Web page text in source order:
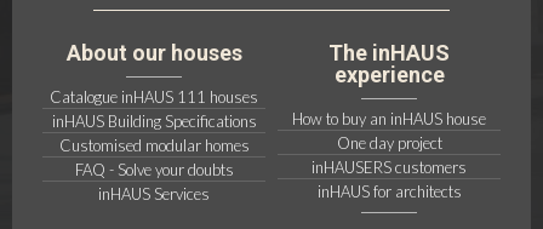
About our houses
Catalogue inHAUS 111 houses
inHAUS Building Specifications
Customised modular homes
FAQ - Solve your doubts
inHAUS Services
The inHAUS
experience
How to buy an inHAUS house
One day project
inHAUSERS customers
inHAUS for architects